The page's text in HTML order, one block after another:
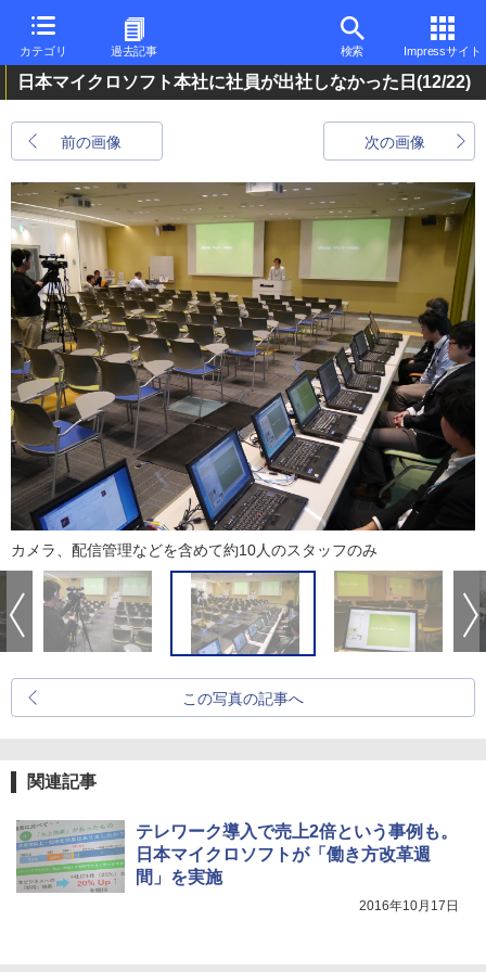
カテゴリ 過去記事 検索 Impressサイト
日本マイクロソフト本社に社員が出社しなかった日 (12/22)
前の画像 次の画像
カメラ、配信管理などを含めて約10人のスタッフのみ
この写真の記事へ
関連記事
テレワーク導入で売上2倍という事例も。
日本マイクロソフトが「働き方改革週
間」を実施
2016年10月17日